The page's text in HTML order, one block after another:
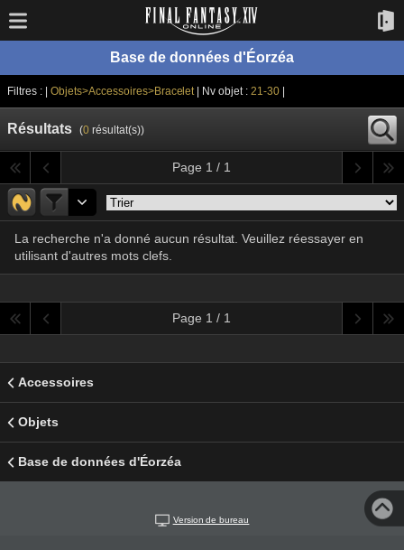
Base de données d'Éorzéa
Filtres : | Objets>Accessoires>Bracelet | Nv objet :21-30
Résultats (0résultat(s))
Page 1 / 1
La recherche n'a donné aucun résultat. Veuillez réessayer en
utilisant d'autres mots clefs.
Page 1 / 1
Accessoires
Objets
Base de données d'Éorzéa
Version de bureau